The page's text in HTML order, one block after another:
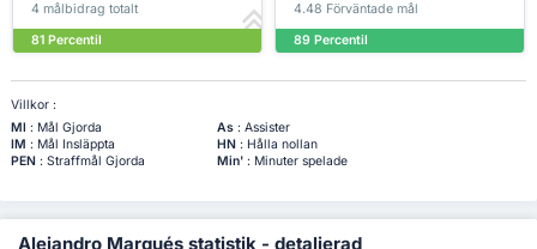
4 målbidrag totalt
81 Percentil
4.48 Förväntade mål
89 Percentil
Villkor :
Ml : Mål Gjorda As: Assister
IM : Mål Insläppta HN: Hålla nollan
PEN: Straffmål Gjorda Min': Minuter spelade
Alejandro Marqués statistik - detaljerad